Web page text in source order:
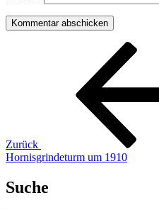
Beitragsnavigation
Zurück
Hornisgrindeturm um 1910
Suche